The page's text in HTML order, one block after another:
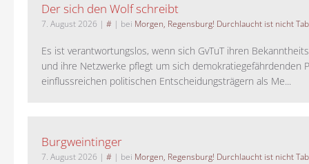
Der sich den Wolf schreibt
7. August 2026 | # | bei Morgen, Regensburg! Durchlaucht ist nicht
Es ist verantwortungslos, wenn sich GvTuT ihren
und ihre Netzwerke pflegt um sich demokratiegefährdenden
einflussreichen politischen Entscheidungsträgern als Me...
Burgweintinger
7. August 2026 | # | bei Morgen, Regensburg! Durchlaucht ist nicht